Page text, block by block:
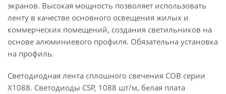
экранов. Высокая мощность позволяет использовать
ленту в качестве основного освещения жилых и
коммерческих помещений, создания светильников на
основе алюминиевого профиля. Обязательна установка
на профиль.
Светодиодная лента сплошного свечения COB серии
X1088. Светодиоды CSP, 1088 шт/м, белая плата